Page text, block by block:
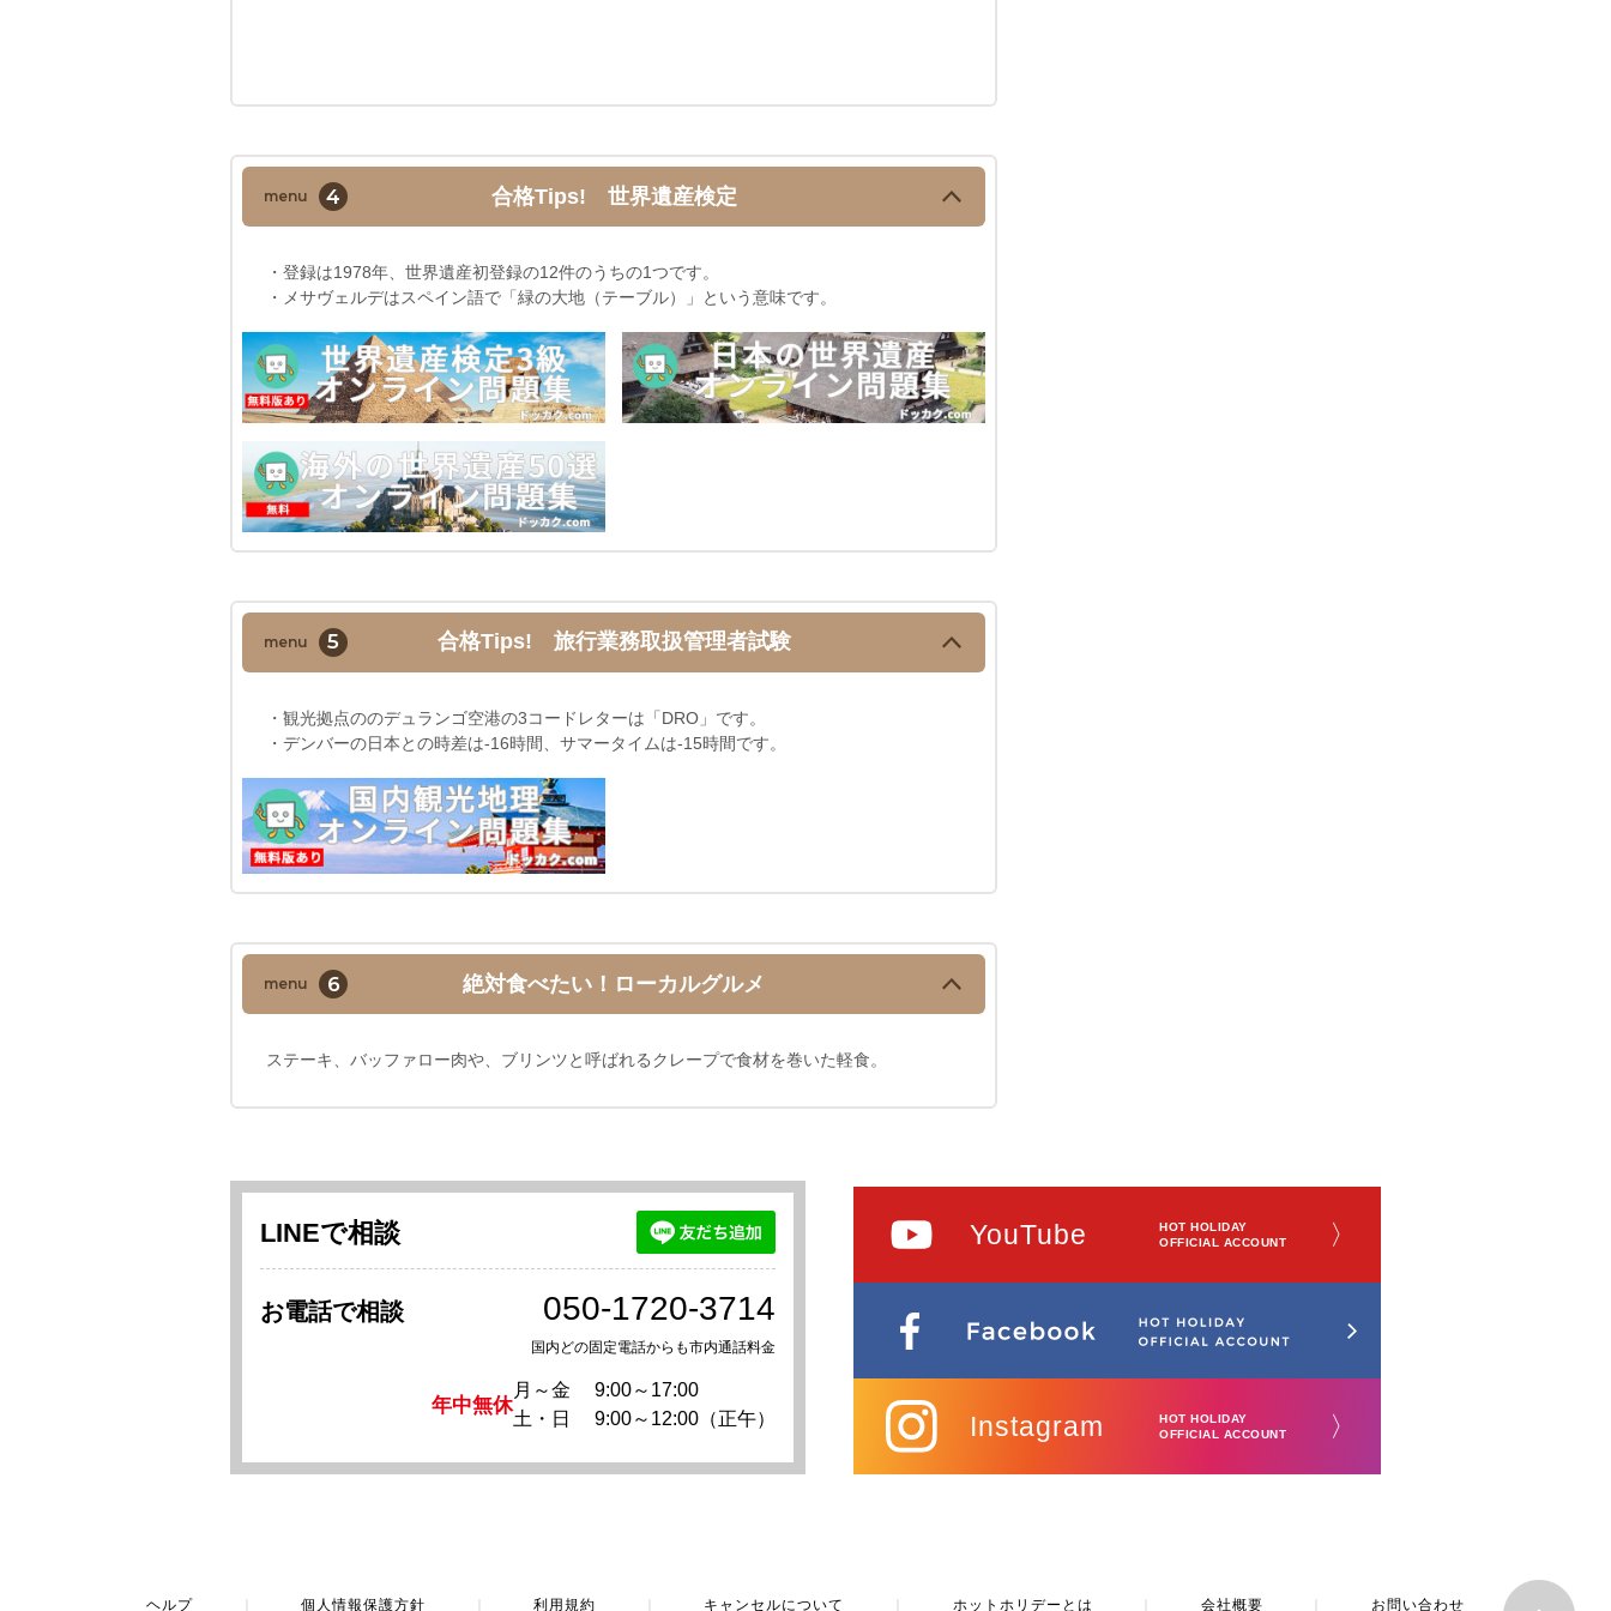
menu 4 合格Tips! 世界遺産検定
・登録は1978年、世界遺産初登録の12件のうちの1つです。
・メサヴェルデはスペイン語で「緑の大地（テーブル）」という意味です。
menu 5 合格Tips! 旅行業務取扱管理者試験
・観光拠点ののデュランゴ空港の3コードレターは「DRO」です。
・デンバーの日本との時差は-16時間、サマータイムは-15時間です。
menu 6 絶対食べたい！ローカルグルメ
ステーキ、バッファロー肉や、ブリンツと呼ばれるクレープで食材を巻いた軽食。
LINEで相談
お電話で相談 050-1720-3714
国内どの固定電話からも市内通話料金
年中無休
月～金
9:00～17:00
土・日
9:00～12:00（正午）
YouTube
HOT HOLIDAY
OFFICIAL ACCOUNT
〉
Instagram
HOT HOLIDAY
OFFICIAL ACCOUNT
〉
ヘルプ 個人情報保護方針 利用規約 キャンセルについて ホットホリデーとは 会社概要 お問い合わせ